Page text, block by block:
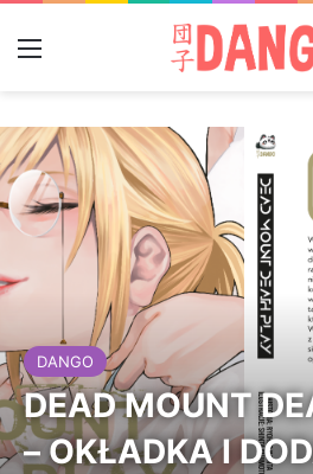
DANGO
DEAD MOUNT
– OKŁADKA I